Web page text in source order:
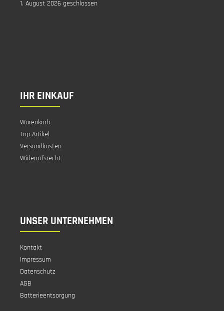
1. August 2026 geschlossen
IHR EINKAUF
Warenkorb
Top Artikel
Versandkosten
Widerrufsrecht
UNSER UNTERNEHMEN
Kontakt
Impressum
Datenschutz
AGB
Batterieentsorgung